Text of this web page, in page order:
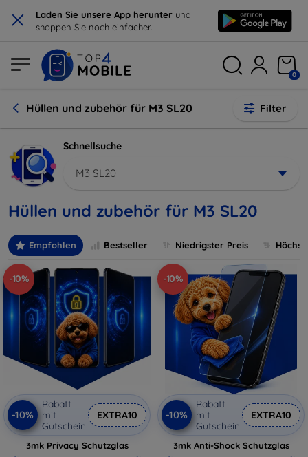
× Laden Sie unsere App herunter und
shoppen Sie noch einfacher.
0
Hüllen und zubehör für M3 SL20 Filter
Schnellsuche
M3 SL20
Hüllen und zubehör für M3 SL20
Empfohlen Bestseller Niedrigster Preis
-10%
-10%
Rabatt
mit
Gutschein
EXTRA10
3mk Privacy Schutzglas
-10%
-10%
Rabatt
mit
Gutschein
EXTRA10
3mk Anti-Shock Schutzglas